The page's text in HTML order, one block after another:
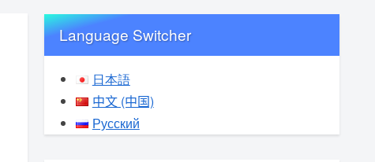
Language Switcher
日本語
中文 (中国)
Русский